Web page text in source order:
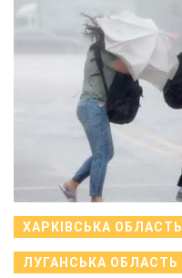
ХАРКІВСЬКА ОБЛАСТЬ
ЛУГАНСЬКА ОБЛАСТЬ